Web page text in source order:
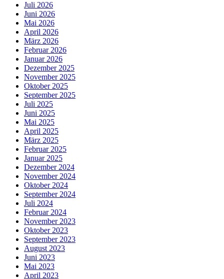
Juli 2026
Juni 2026
Mai 2026
April 2026
März 2026
Februar 2026
Januar 2026
Dezember 2025
November 2025
Oktober 2025
September 2025
Juli 2025
Juni 2025
Mai 2025
April 2025
März 2025
Februar 2025
Januar 2025
Dezember 2024
November 2024
Oktober 2024
September 2024
Juli 2024
Februar 2024
November 2023
Oktober 2023
September 2023
August 2023
Juni 2023
Mai 2023
April 2023